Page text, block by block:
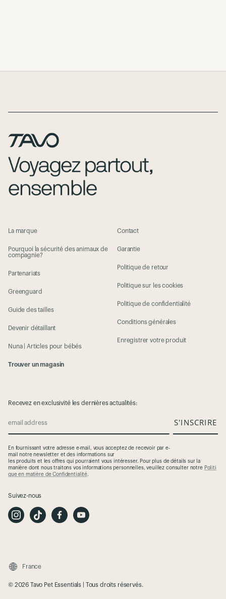
La marque
Pourquoi la sécurité des animaux de
compagnie?
Partenariats
Greenguard
Guide des tailles
Devenir détaillant
Nuna | Articles pour bébés
Trouver un magasin
Contact
Garantie
Politique de retour
Politique sur les cookies
Politique de confidentialité
Conditions générales
Enregistrer votre produit
Recevez en exclusivité les dernières actualités:
email address S'INSCRIRE
En fournissant votre adressee-mail, vous acceptezde recevoirpar e-
mailnotrenewsletter et des informationssur
lesproduits et lesoffres quipourraient vous intéresser. Pour plus dedétails sur la
manière dont noustraitons vos informations personnelles,veuillez consulter notre Politi
que en matière de Confidentialité.
Suivez-nous
n
i
a
o
France
© 2026 Tavo Pet Essentials | Tous droits réservés.